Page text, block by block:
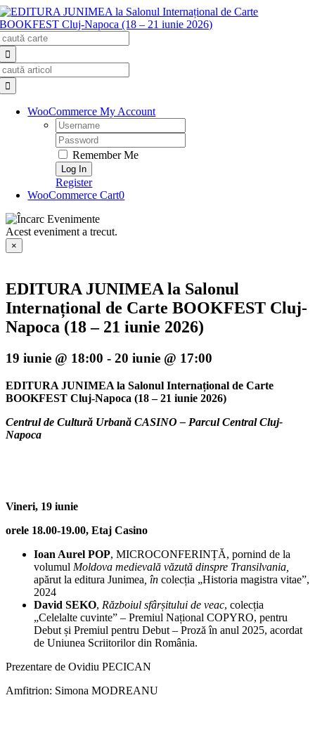
Skip
to
content
WooCommerce My Account
Username:
Password:
Remember Me
Register
WooCommerce Cart0
Acest eveniment a trecut.
×
EDITURA JUNIMEA la Salonul
Internațional de Carte BOOKFEST Cluj-
Napoca (18 – 21 iunie 2026)
19 iunie @ 18:00 - 20 iunie @ 17:00
EDITURA JUNIMEA la Salonul Internațional de Carte
BOOKFEST Cluj-Napoca (18 – 21 iunie 2026)
Centrul de Cultură Urbană CASINO – Parcul Central Cluj-
Napoca
Vineri, 19 iunie
orele 18.00-19.00, Etaj Casino
Ioan Aurel POP, MICROCONFERINȚĂ, pornind de la
volumul Moldova medievală văzută dinspre Transilvania,
apărut la editura Junimea , în colecția „Historia magistra vitae”,
2024
David SEKO, Războiul sfârșitului de veac, colecția
„Celelalte cuvinte” – Premiul Național COPYRO, pentru
Debut și Premiul pentru Debut – Proză în anul 2025, acordat
de Uniunea Scriitorilor din România.
Prezentare de Ovidiu PECICAN
Amfitrion: Simona MODREANU